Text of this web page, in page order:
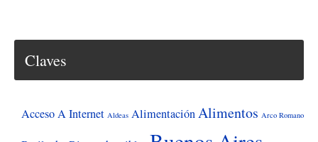
Claves
Acceso A Internet Aldeas AlimentaciónAlimentos Arco Romano